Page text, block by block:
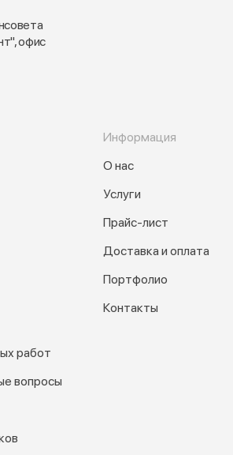
офис
Информация
О нас
Услуги
Прайс-лист
Доставка и оплата
Портфолио
Контакты
работ
вопросы